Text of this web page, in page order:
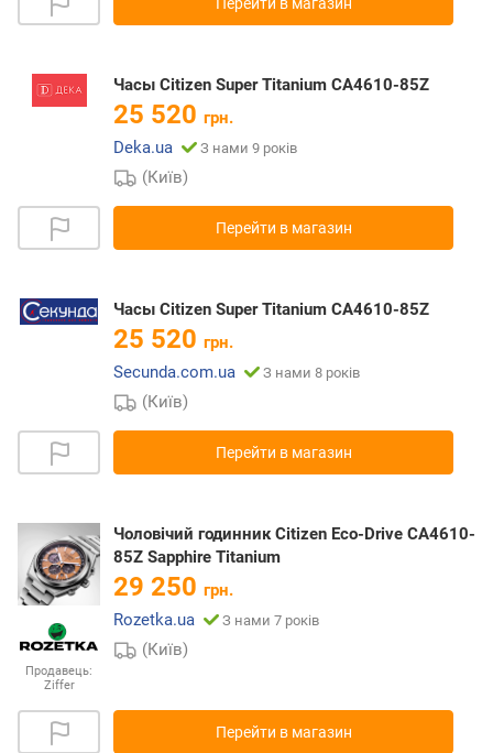
Часы Citizen Super Titanium CA4610-85Z
25 520 грн.
Deka.ua
З нами 9 років
(Київ)
Перейти в магазин
Часы Citizen Super Titanium CA4610-85Z
25 520 грн.
Secunda.com.ua
З нами 8 років
(Київ)
Перейти в магазин
Продавець:
Ziffer
Чоловічий годинник Citizen Eco-Drive CA4610-
85Z Sapphire Titanium
29 250 грн.
Rozetka.ua
З нами 7 років
(Київ)
Перейти в магазин